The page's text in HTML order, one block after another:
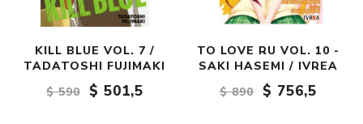
KILL BLUE VOL. 7 /
TADATOSHI FUJIMAKI
$ 590
$ 501,5
TO LOVE RU VOL. 10 -
SAKI HASEMI / IVREA
$ 890
$ 756,5